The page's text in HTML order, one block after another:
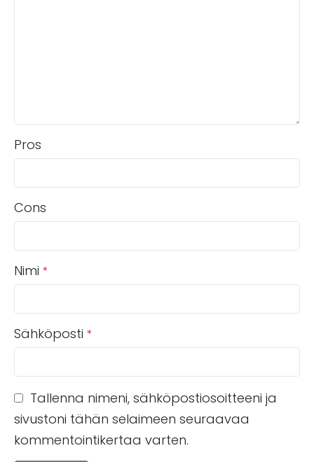
Pros
Cons
Nimi *
Sähköposti *
Tallenna nimeni, sähköpostiosoitteeni ja
sivustoni tähän selaimeen seuraavaa
kommentointikertaa varten.